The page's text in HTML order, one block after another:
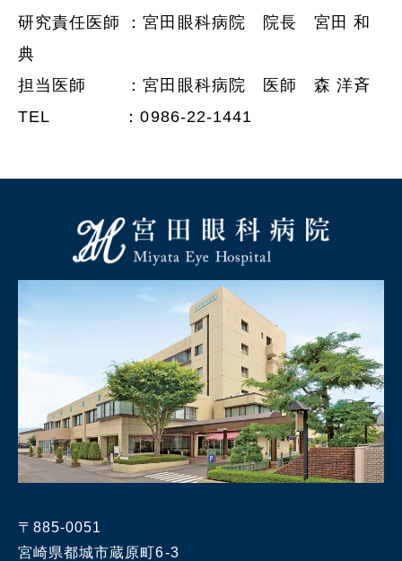
研究責任医師 ：宮田眼科病院 院長 宮田 和
典
担当医師 ：宮田眼科病院 医師 森 洋斉
TEL ：0986-22-1441
〒885-0051
宮崎県都城市蔵原町6-3